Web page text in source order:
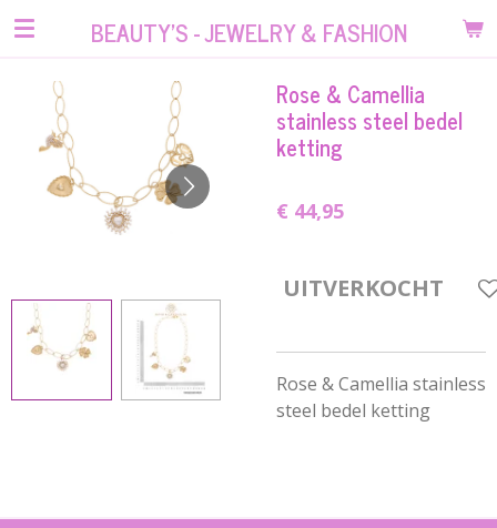
Ga
hoofdinhoud
BEAUTY'S - JEWELRY & FASHION
Rose & Camellia
stainless steel bedel
ketting
€ 44,95
UITVERKOCHT
Rose & Camellia stainless
steel bedel ketting